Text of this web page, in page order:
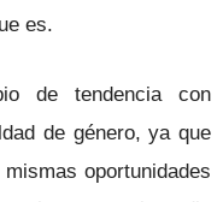
es.
de tendencia con
de género, ya que
oportunidades